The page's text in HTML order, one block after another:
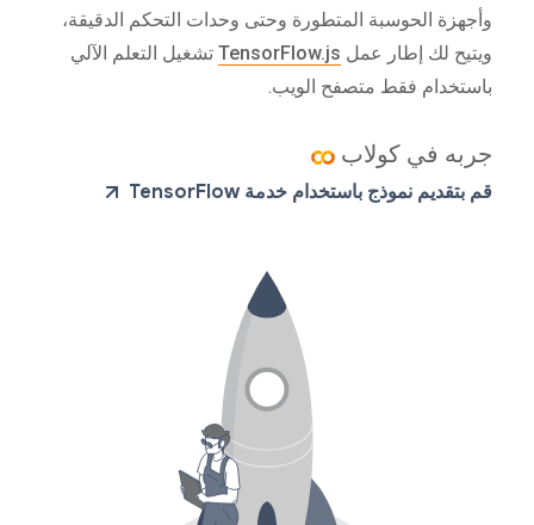
وأجهزة الحوسبة المتطورة وحتى وحدات التحكم الدقيقة،
ويتيح لك إطار عمل TensorFlow.js تشغيل التعلم الآلي
باستخدام فقط متصفح الويب.
جربه في كولاب
قم بتقديم نموذج باستخدام خدمة TensorFlow